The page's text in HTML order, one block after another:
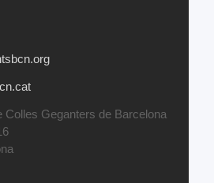
Colles Geganters de Barcelona